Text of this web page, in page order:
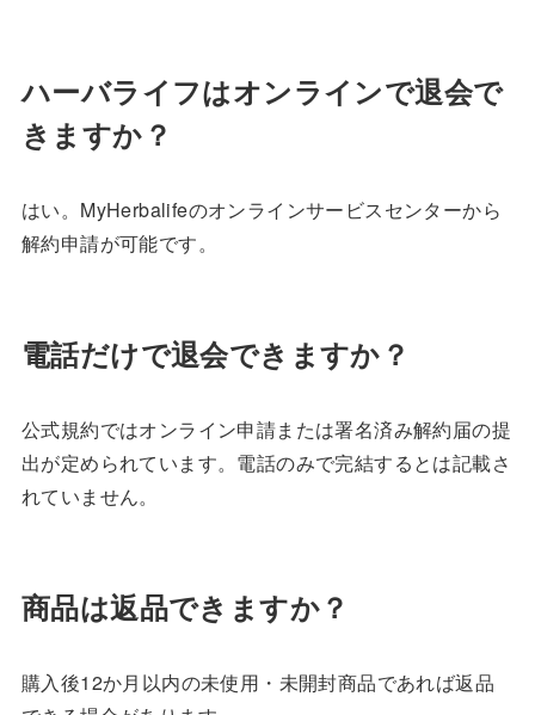
ハーバライフはオンラインで退会で
きますか？
はい。MyHerbalifeのオンラインサービスセンターから
解約申請が可能です。
電話だけで退会できますか？
公式規約ではオンライン申請または署名済み解約届の提
出が定められています。電話のみで完結するとは記載さ
れていません。
商品は返品できますか？
購入後12か月以内の未使用・未開封商品であれば返品